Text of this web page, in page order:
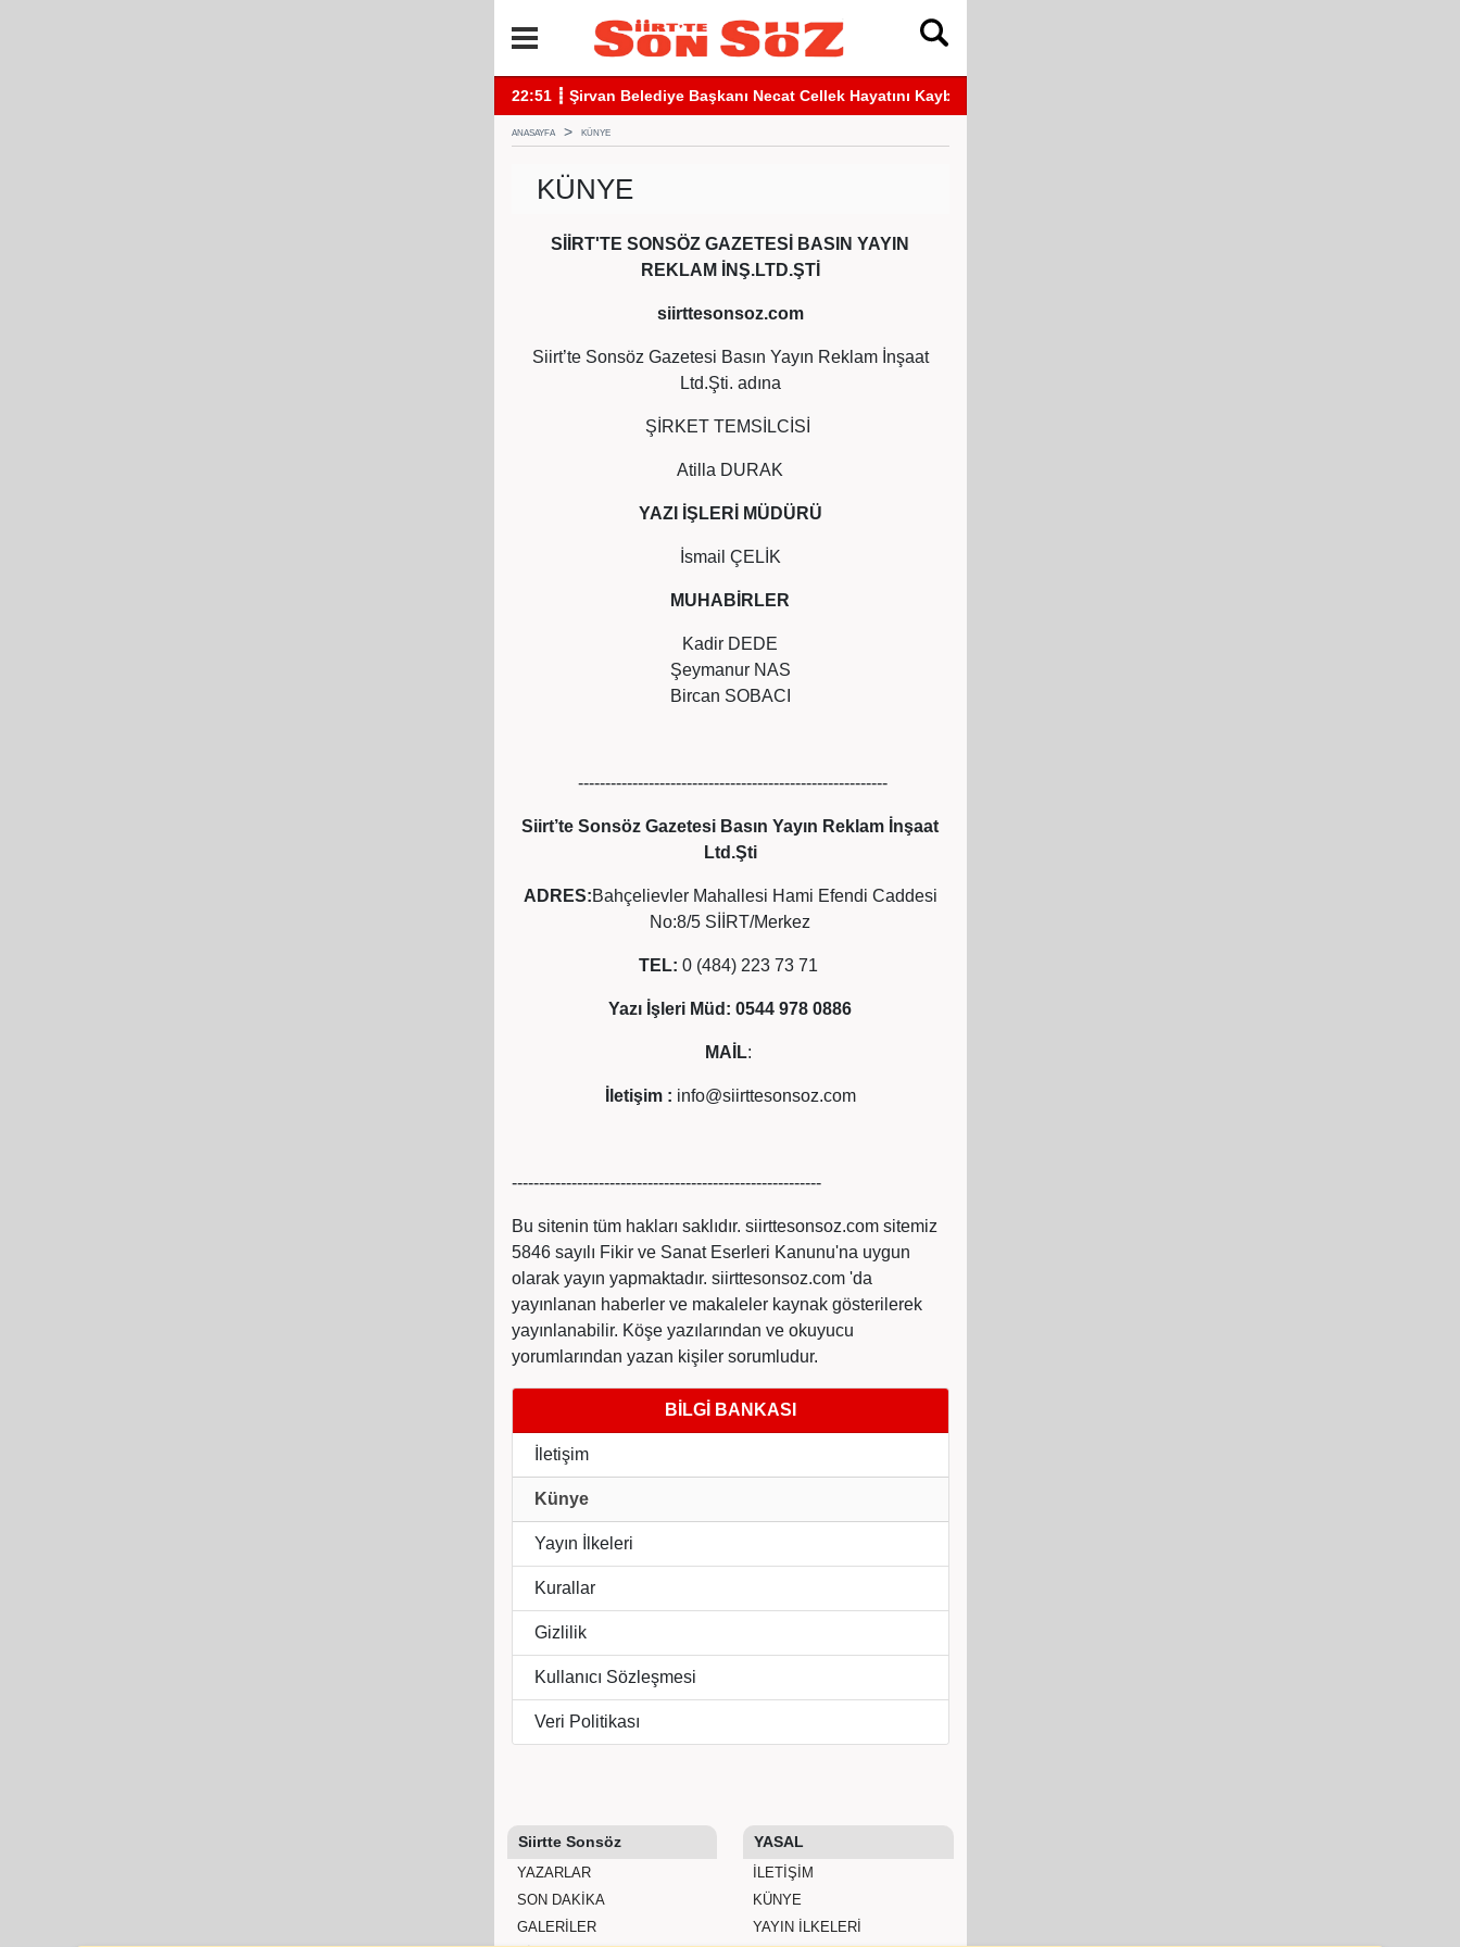
22:51 ┋ Şirvan Belediye Başkanı Necat Cellek Hayatını Kaybetti22:41 ┋ Siirt’te Baraj Sularının Yükselmesiyle Mahsur Kalan Genç
ANASAYFA KÜNYE
KÜNYE
SİİRT'TE SONSÖZ GAZETESİ BASIN YAYIN
REKLAM İNŞ.LTD.ŞTİ
siirttesonsoz.com
Siirt’te Sonsöz Gazetesi Basın Yayın Reklam İnşaat
Ltd.Şti. adına
ŞİRKET TEMSİLCİSİ
Atilla DURAK
YAZI İŞLERİ MÜDÜRÜ
İsmail ÇELİK
MUHABİRLER
Kadir DEDE
Şeymanur NAS
Bircan SOBACI
---------------------------------------------------------
Siirt’te Sonsöz Gazetesi Basın Yayın Reklam İnşaat
Ltd.Şti
ADRES:Bahçelievler Mahallesi Hami Efendi Caddesi
No:8/5 SİİRT/Merkez
TEL: 0 (484) 223 73 71
Yazı İşleri Müd: 0544 978 0886
MAİL:
İletişim : info@siirttesonsoz.com
---------------------------------------------------------
Bu sitenin tüm hakları saklıdır. siirttesonsoz.com sitemiz
5846 sayılı Fikir ve Sanat Eserleri Kanunu'na uygun
olarak yayın yapmaktadır. siirttesonsoz.com 'da
yayınlanan haberler ve makaleler kaynak gösterilerek
yayınlanabilir. Köşe yazılarından ve okuyucu
yorumlarından yazan kişiler sorumludur.
BİLGİ BANKASI
İletişim
Künye
Yayın İlkeleri
Kurallar
Gizlilik
Kullanıcı Sözleşmesi
Veri Politikası
Siirtte Sonsöz
YAZARLAR
SON DAKİKA
GALERİLER
YASAL
İLETIŞIM
KÜNYE
YAYIN İLKELERI